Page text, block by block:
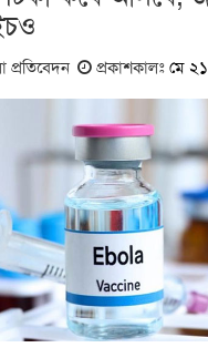
প্রতিবেদন প্রকাশকালঃ মে